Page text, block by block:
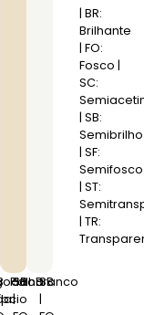
Palha
SB
|
Branco
SB
|
| BR:
Brilhante
| FO:
Fosco |
SC:
| SB:
Semibrilho
| SF:
Semifosco
| ST:
| TR: